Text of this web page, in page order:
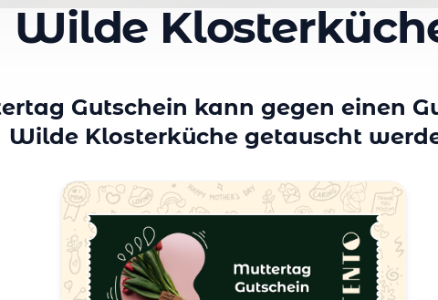
Wilde
Gutschein kann gegen einen
Wilde Klosterküche getauscht